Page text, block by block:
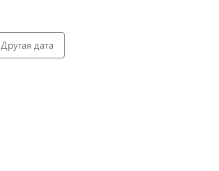
Другая дата